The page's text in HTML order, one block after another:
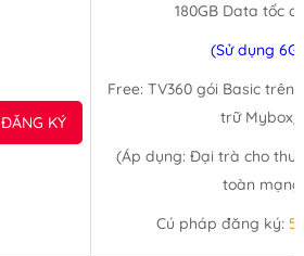
ĐĂNG KÝ
180GB Data tốc
(Sử dụng
Free: TV360 gói Basic trên
trữ Mybox/
(Áp dụng: Đại trà cho
toàn
Cú pháp đăng ký: